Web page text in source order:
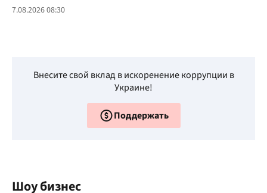
7.08.2026 08:30
Внесите свой вклад в искоренение коррупции в
Украине!
Поддержать
Шоу бизнес